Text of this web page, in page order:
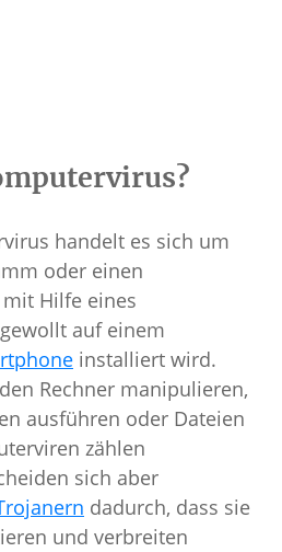
handelt es sich um
oder einen
Hilfe eines
auf einem
installiert wird.
Rechner manipulieren,
ausführen oder Dateien
zählen
sich aber
dadurch, dass sie
und verbreiten